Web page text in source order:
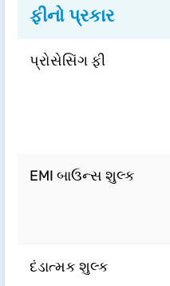
ફીનો પ્રકાર
પ્રોસેસિંગ ફી
EMI બાઉન્સ શુલ્ક
દંડાત્મક શુલ્ક